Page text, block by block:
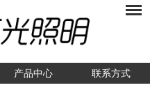
产品中心 联系方式